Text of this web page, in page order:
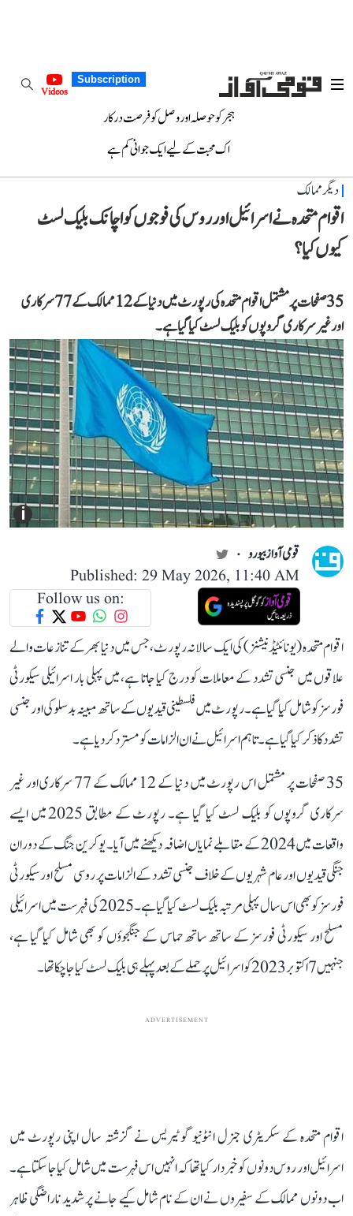
Subscription
Videos
ہجر کو حوصلہ اور وصل کو فرصت درکار
اک محبت کے لیے ایک جوانی کم ہے
دیگر ممالک
اقوام متحدہ نے اسرائیل اور روس کی فوجوں کو اچانک بلیک لسٹ
کیوں کیا؟
35 صفحات پر مشتمل اقوام متحدہ کی رپورٹ میں دنیا کے 12 ممالک کے 77 سرکاری
اور غیر سرکاری گروپوں کو بلیک لسٹ کیا گیا ہے۔
i
قومی آواز بیورو
Published: 29 May 2026, 11:40 AM
Follow us on:
اقوام متحدہ (یونائٹیڈ نیشنز) کی ایک سالانہ رپورٹ، جس میں دنیا بھر کے تنازعات والے
علاقوں میں جنسی تشدد کے معاملات کو درج کیا جاتا ہے، میں پہلی بار اسرائیلی سیکورٹی
فورسز کو شامل کیا گیا ہے۔ رپورٹ میں فلسطینی قیدیوں کے ساتھ مبینہ بدسلوکی اور جنسی
تشدد کا ذکر کیا گیا ہے۔ تاہم اسرائیل نے ان الزامات کو مسترد کر دیا ہے۔
35 صفحات پر مشتمل اس رپورٹ میں دنیا کے 12 ممالک کے 77 سرکاری اور غیر
سرکاری گروپوں کو بلیک لسٹ کیا گیا ہے۔ رپورٹ کے مطابق 2025 میں ایسے
واقعات میں 2024 کے مقابلے نمایاں اضافہ دیکھنے میں آیا۔ یوکرین جنگ کے دوران
جنگی قیدیوں اور عام شہریوں کے خلاف جنسی تشدد کے الزامات پر روسی مسلح اور سیکورٹی
فورسز کو بھی اس سال پہلی مرتبہ بلیک لسٹ کیا گیا ہے۔ 2025 کی فہرست میں اسرائیلی
مسلح اور سیکورٹی فورسز کے ساتھ ساتھ حماس کے جنگجوؤں کو بھی شامل کیا گیا ہے،
جنہیں 7 اکتوبر 2023 کو اسرائیل پر حملے کے بعد پہلے ہی بلیک لسٹ کیا جا چکا تھا۔
ADVERTISEMENT
اقوام متحدہ کے سکریٹری جنرل انٹونیو گوٹیریس نے گزشتہ سال اپنی رپورٹ میں
اسرائیل اور روس دونوں کو خبردار کیا تھا کہ انہیں اس فہرست میں شامل کیا جا سکتا ہے۔
اب دونوں ممالک کے سفیروں نے ان کے نام شامل کیے جانے پر شدید ناراضگی ظاہر